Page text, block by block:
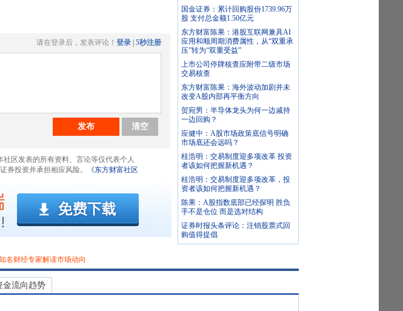
请在登录后，发表评论！ 登录 5秒注册
发布 清空
区发表的所有资料、言论等仅代表个人
券投资并承担相应风险。
《东方财富社区
国金证券：累计回购股份1739.96万
股 支付总金额1.50亿元
东方财富陈果：港股互联网兼具AI
应用和顺周期消费属性，从“双重承
压”转为“双重受益”
上市公司停牌核查应附带二级市场
交易核查
东方财富陈果：海外波动加剧并未
改变A股内部再平衡方向
贺宛男：半导体龙头为何一边减持
一边回购？
应健中：A股市场政策底信号明确
市场底还会远吗？
桂浩明：交易制度迎多项改革 投资
者该如何把握新机遇？
桂浩明：交易制度迎多项改革，投
资者该如何把握新机遇？
陈果：A股指数底部已经探明 胜负
手不是仓位 而是选对结构
证券时报头条评论：注销股票式回
购值得提倡
名财经专家解读市场动向
金流向趋势